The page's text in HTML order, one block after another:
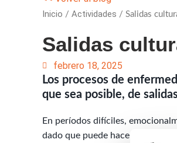
Inicio / Actividades / Salidas
Salidas
febrero 18, 2025
Los procesos de
que sea posible, de
En períodos difíciles,
dado que puede hacernos